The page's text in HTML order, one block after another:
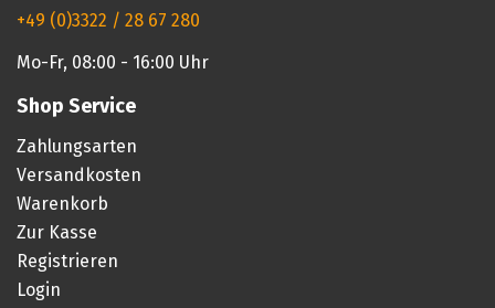
+49 (0)3322 / 28 67 280
Mo-Fr, 08:00 - 16:00 Uhr
Shop Service
Zahlungsarten
Versandkosten
Warenkorb
Zur Kasse
Registrieren
Login